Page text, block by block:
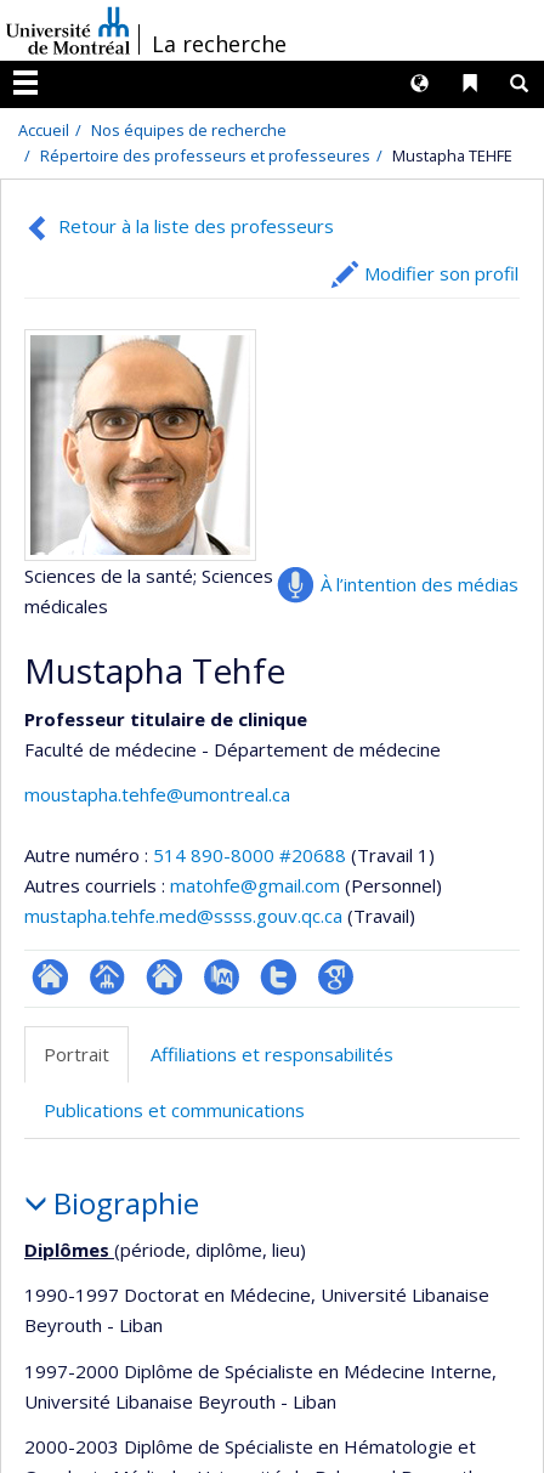
au
contenu
/La recherche
Menu
Liens
Langues
Accueil
Nos équipes de recherche
Répertoire des professeurs et professeures
Mustapha TEHFE
Retour à la liste des professeurs
Modifier son profil
À l’intention des médias
Sciences de la santé; Sciences
médicales
Mustapha Tehfe
Professeur titulaire de clinique
Faculté de médecine - Département de médecine
moustapha.tehfe@umontreal.ca
Autre numéro : 514 890-8000 #20688 (Travail 1)
Autres courriels : matohfe@gmail.com (Personnel)
mustapha.tehfe.med@ssss.gouv.qc.ca (Travail)
ResearchGate
Page
professionnelle
(faculté,département,école)
Site
web
l’unité
de
PubMedCompteGoogle
Portrait Affiliations et responsabilités
Publications et communications
Biographie
Diplômes (période, diplôme, lieu)
1990-1997 Doctorat en Médecine, Université Libanaise
Beyrouth - Liban
1997-2000 Diplôme de Spécialiste en Médecine Interne,
Université Libanaise Beyrouth - Liban
2000-2003 Diplôme de Spécialiste en Hématologie et